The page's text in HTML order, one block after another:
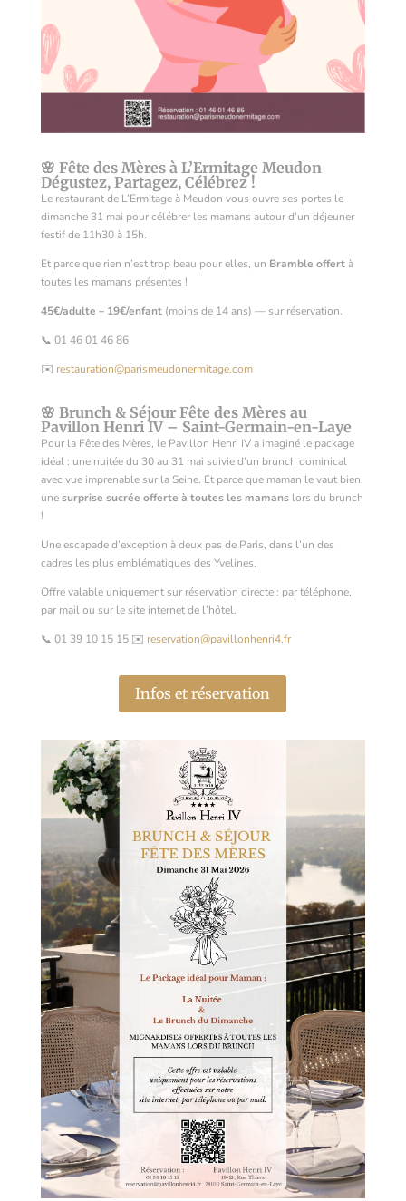
🌸 Fête des Mères à L’Ermitage Meudon
Dégustez, Partagez, Célébrez !
Le restaurant de L’Ermitage à Meudon vous ouvre ses portes le
dimanche 31 mai pour célébrer les mamans autour d’un déjeuner
festif de 11h30 à 15h.
Et parce que rien n’est trop beau pour elles, un Bramble offertà
toutes les mamans présentes !
45€/adulte – 19€/enfant(moins de 14 ans) — sur réservation.
📞 01 46 01 46 86
✉️ restauration@parismeudonermitage.com
🌸 Brunch & Séjour Fête des Mères au
Pavillon Henri IV – Saint-Germain-en-Laye
Pour la Fête des Mères, le Pavillon Henri IV a imaginé le package
idéal : une nuitée du 30 au 31 mai suivie d’un brunch dominical
avec vue imprenable sur la Seine. Et parce que maman le vaut bien,
unesurprise sucrée offerte à toutes les mamanslors du brunch
!
Une escapade d’exception à deux pas de Paris, dans l’un des
cadres les plus emblématiques des Yvelines.
Offre valable uniquement sur réservation directe : par téléphone,
par mail ou sur le site internet de l’hôtel.
📞 01 39 10 15 15 ✉️ reservation@pavillonhenri4.fr
Infos et réservation